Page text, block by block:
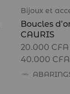
Bijoux et
Boucles
CAURIS
20.000 CFA
40.000 CFA